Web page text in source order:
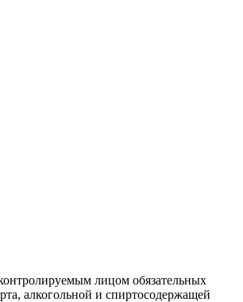
лицом обязательных
алкогольной и спиртосодержащей